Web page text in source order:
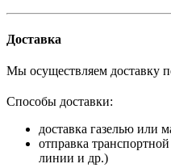
Доставка
Мы осуществляем доставку
Способы доставки:
доставка газелью или
отправка
линии и др.)